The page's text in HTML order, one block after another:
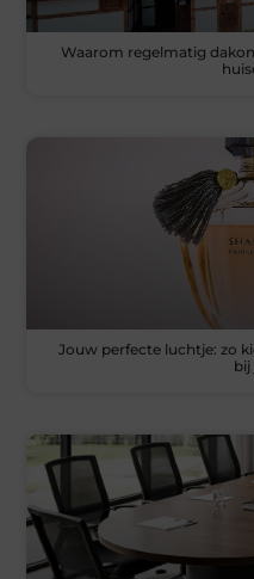
Waarom regelmatig
Jouw perfecte luchtje: zo
bij